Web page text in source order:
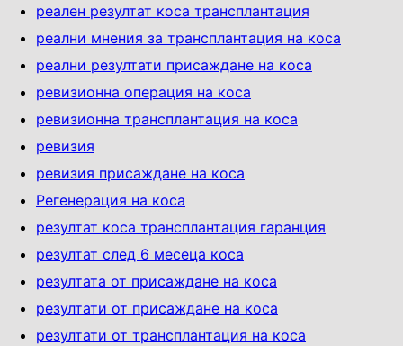
реален резултат коса трансплантация
реални мнения за трансплантация на коса
реални резултати присаждане на коса
ревизионна операция на коса
ревизионна трансплантация на коса
ревизия
ревизия присаждане на коса
Регенерация на коса
резултат коса трансплантация гаранция
резултат след 6 месеца коса
резултата от присаждане на коса
резултати от присаждане на коса
резултати от трансплантация на коса